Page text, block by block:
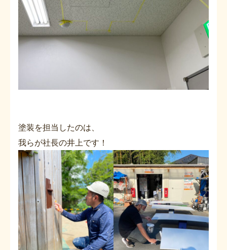
塗装を担当したのは、
我らが社長の井上です！